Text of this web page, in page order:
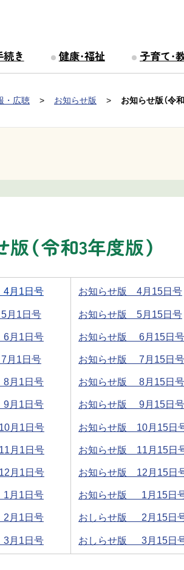
続き 健康・福祉 子育て・
・広聴 お知らせ版 お知らせ版（令
（令和3年度版）
月1日号
月1日号
月1日号
月1日号
月1日号
月1日号
月1日号
月1日号
月1日号
月1日号
月1日号
月1日号
お知らせ版 4月15日号
お知らせ版 5月15日号
お知らせ版 6月15日号
お知らせ版 7月15日号
お知らせ版 8月15日号
お知らせ版 9月15日号
お知らせ版 10月15日
お知らせ版 11月15日
お知らせ版 12月15日
お知らせ版 1月15日
おしらせ版 2月15日
おしらせ版 3月15日